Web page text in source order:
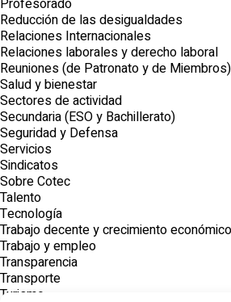
Profesorado
Reducción de las desigualdades
Relaciones Internacionales
Relaciones laborales y derecho laboral
Reuniones (de Patronato y de Miembros)
Salud y bienestar
Sectores de actividad
Secundaria (ESO y Bachillerato)
Seguridad y Defensa
Servicios
Sindicatos
Sobre Cotec
Talento
Tecnología
Trabajo decente y crecimiento económico
Trabajo y empleo
Transparencia
Transporte
Turismo